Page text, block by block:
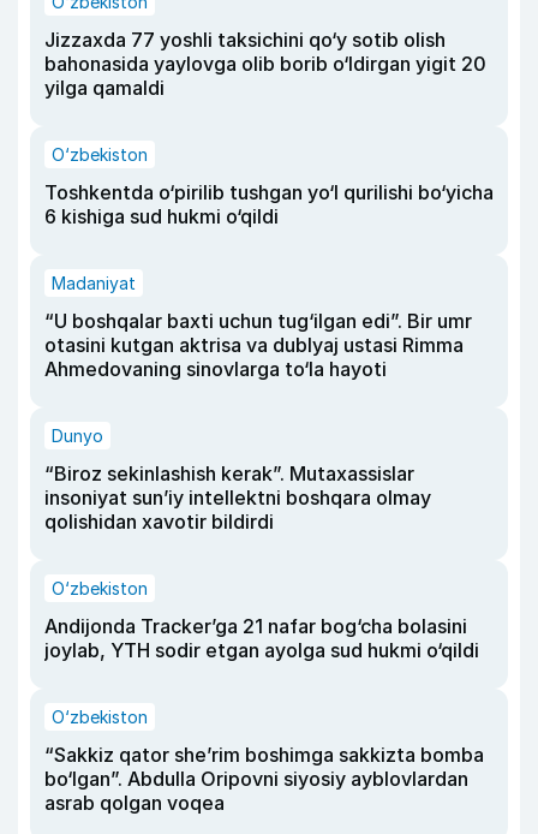
Jizzaxda 77 yoshli taksichini qo‘y sotib olish
bahonasida yaylovga olib borib o‘ldirgan yigit 20
yilga qamaldi
O‘zbekiston
Toshkentda o‘pirilib tushgan yo‘l qurilishi bo‘yicha
6 kishiga sud hukmi o‘qildi
Madaniyat
“U boshqalar baxti uchun tug‘ilgan edi”. Bir umr
otasini kutgan aktrisa va dublyaj ustasi Rimma
Ahmedovaning sinovlarga to‘la hayoti
Dunyo
“Biroz sekinlashish kerak”. Mutaxassislar
insoniyat sun’iy intellektni boshqara olmay
qolishidan xavotir bildirdi
O‘zbekiston
Andijonda Tracker’ga 21 nafar bog‘cha bolasini
joylab, YTH sodir etgan ayolga sud hukmi o‘qildi
O‘zbekiston
“Sakkiz qator she’rim boshimga sakkizta bomba
bo‘lgan”. Abdulla Oripovni siyosiy ayblovlardan
asrab qolgan voqea